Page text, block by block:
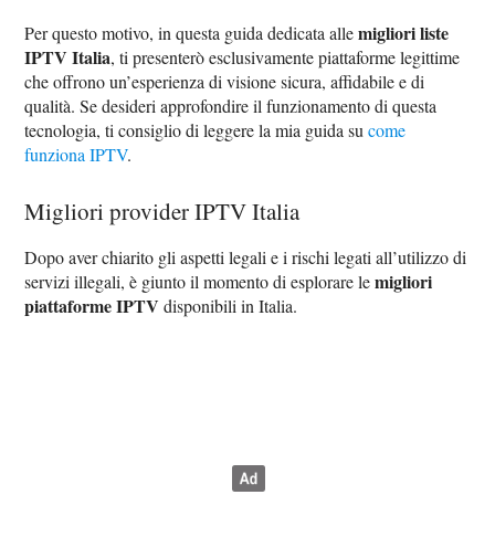
Per questo motivo, in questa guida dedicata allemigliori liste
IPTV Italia, ti presenterò esclusivamente piattaforme legittime
che offrono un’esperienza di visione sicura, affidabile e di
qualità. Se desideri approfondire il funzionamento di questa
tecnologia, ti consiglio di leggere la mia guida sucome
funziona IPTV.
Migliori provider IPTV Italia
Dopo aver chiarito gli aspetti legali e i rischi legati all’utilizzo di
servizi illegali, è giunto il momento di esplorare lemigliori
piattaforme IPTV disponibili in Italia.